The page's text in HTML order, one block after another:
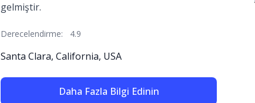
gelmiştir.
Derecelendirme: 4.9
Santa Clara, California, USA
Daha Fazla Bilgi Edinin